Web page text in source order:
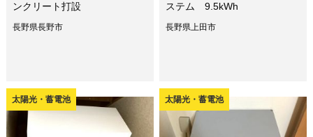
ンクリート打設
長野県長野市
ステム 9.5kWh
長野県上田市
太陽光・蓄電池 太陽光・蓄電池